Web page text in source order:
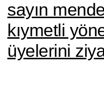
sayın
kıymetli
üyelerini